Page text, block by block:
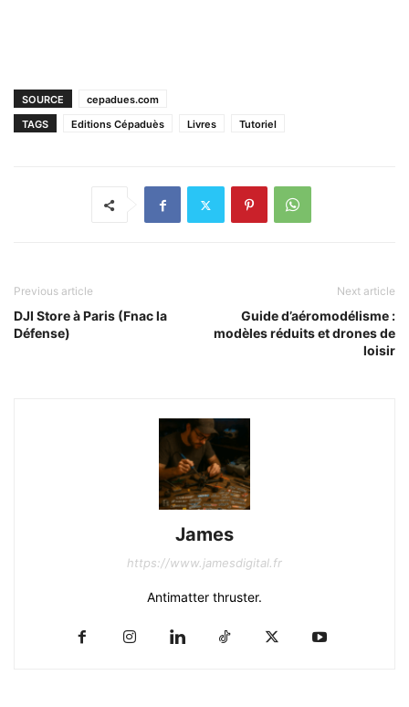
SOURCE
cepadues.com
TAGS
Editions Cépaduès Livres Tutoriel
Previous article
DJI Store à Paris (Fnac la
Défense)
Next article
Guide d’aéromodélisme :
modèles réduits et drones de
loisir
James
https://www.jamesdigital.fr
Antimatter thruster.